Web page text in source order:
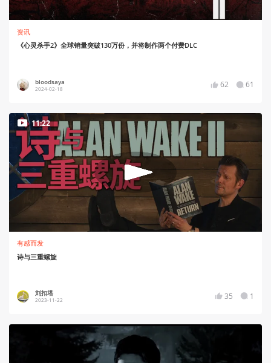
资讯
《心灵杀手2》全球销量突破130万份，并将制作两个付费DLC
bloodsaya
2024-02-18 62 61
11:22
有感而发
诗与三重螺旋
刘扣塔
2023-11-22 35 1